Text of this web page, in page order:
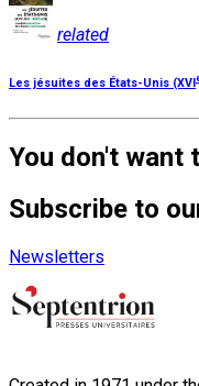
related
Les jésuites des États-Unis (XVI
You don't want
Subscribe to
Newsletters